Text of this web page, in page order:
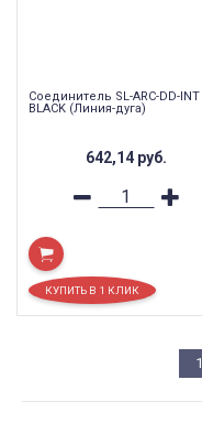
Соединитель SL-ARC-DD-INT
BLACK (Линия-дуга)
642,14 руб.
1